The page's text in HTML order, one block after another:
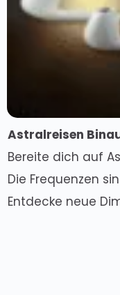
Astralreisen
Bereite dich auf
Die Frequenzen
Entdecke neue